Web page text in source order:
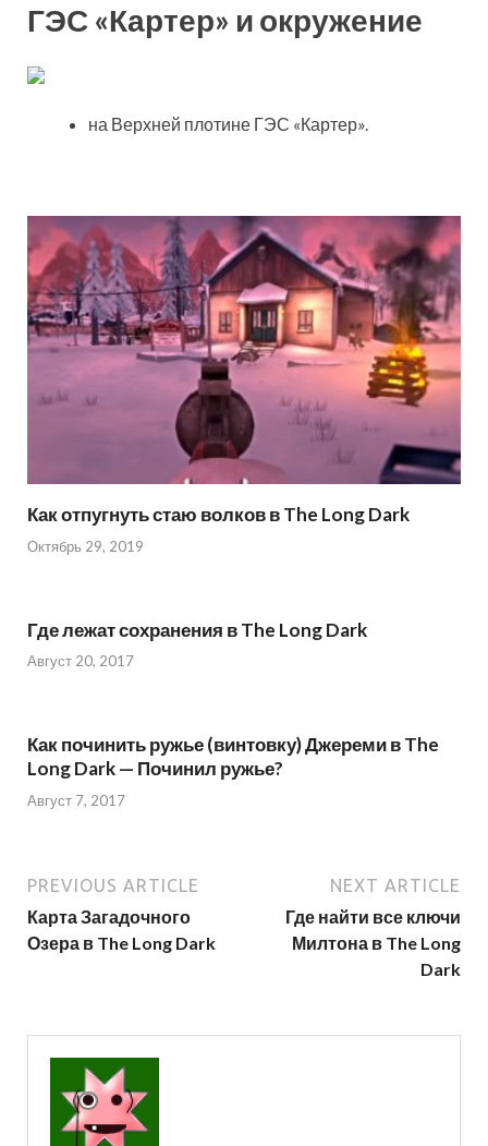
ГЭС «Картер» и окружение
на Верхней плотине ГЭС «Картер».
Как отпугнуть стаю волков в The Long Dark
Октябрь 29, 2019
Где лежат сохранения в The Long Dark
Август 20, 2017
Как починить ружье (винтовку) Джереми в The
Long Dark — Починил ружье?
Август 7, 2017
PREVIOUS ARTICLE
Карта Загадочного
Озера в The Long Dark
NEXT ARTICLE
Где найти все ключи
Милтона в The Long
Dark